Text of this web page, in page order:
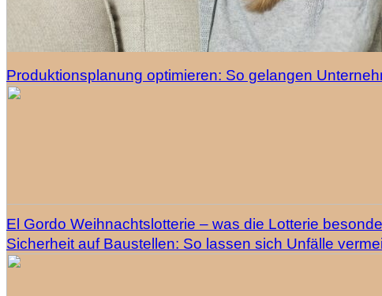
Produktionsplanung optimieren: So gelangen
El Gordo Weihnachtslotterie – was die Lotterie
Sicherheit auf Baustellen: So lassen sich Unfälle